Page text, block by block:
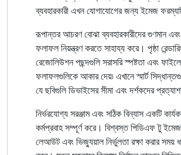
ব্যবহারকারী এখন যোগাযোগের জন্য ইমেজ
রূপান্তর আচরণ বোঝা ব্যবহারকারীদের গুণমান এবং
ফলাফল নিয়ন্ত্রণ করতে সাহায্য করে। পৃষ্ঠা
রেজোলিউশন পছন্দগুলি সরাসরি স্পষ্টতা এবং
ফলাফলগুলিকে আকার দেয়৷ এখানে স্মার্ট
যে ছবিগুলি ডিভাইসের সীমা এবং দর্শকদের
নির্ভরযোগ্য সরঞ্জাম এবং সঠিক বিন্যাস একটি
কর্মপ্রবাহ সম্পূর্ণ করে। বিশ্বস্ত পিডিএফ টু ইমেজ
লেআউট এবং ভিজ্যুয়াল নির্ভুলতা রক্ষা করার সময়